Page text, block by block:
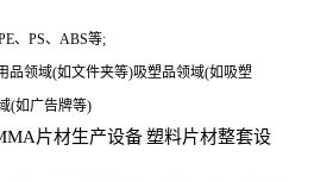
、PS、ABS等;
领域(如文件夹等)吸塑品领域(如吸塑
(如广告牌等)
片材生产设备塑料片材整套设